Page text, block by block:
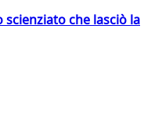
scienziato che lasciò la